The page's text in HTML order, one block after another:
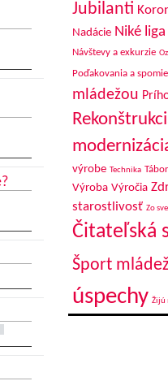
Jubilanti
Nadácie Niké liga
Návštevy a exkurzie
Poďakovania a
mládežou
výrobe Technika
Výroba Výročia
starostlivosť Zo
Čitateľská
Šport
úspechy Žijú